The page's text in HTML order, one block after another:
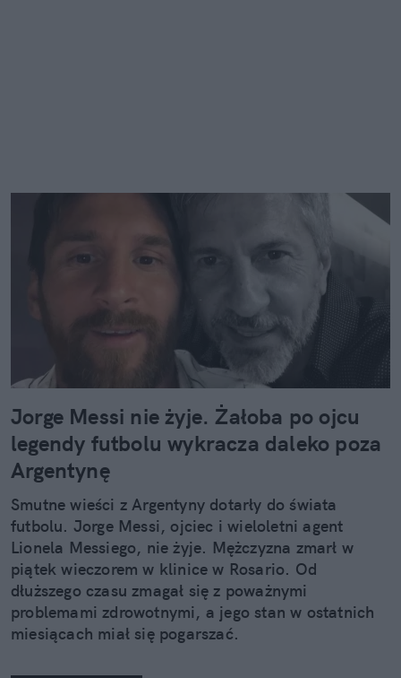
Jorge Messi nie żyje. Żałoba po ojcu
legendy futbolu wykracza daleko poza
Argentynę
Smutne wieści z Argentyny dotarły do świata
futbolu. Jorge Messi, ojciec i wieloletni agent
Lionela Messiego, nie żyje. Mężczyzna zmarł w
piątek wieczorem w klinice w Rosario. Od
dłuższego czasu zmagał się z poważnymi
problemami zdrowotnymi, a jego stan w ostatnich
miesiącach miał się pogarszać.